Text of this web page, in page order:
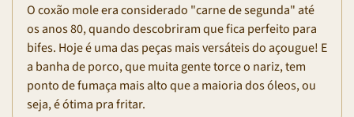
O coxão mole era considerado "carne de segunda" até
os anos 80, quando descobriram que fica perfeito para
bifes. Hoje é uma das peças mais versáteis do açougue! E
a banha de porco, que muita gente torce o nariz, tem
ponto de fumaça mais alto que a maioria dos óleos, ou
seja, é ótima pra fritar.